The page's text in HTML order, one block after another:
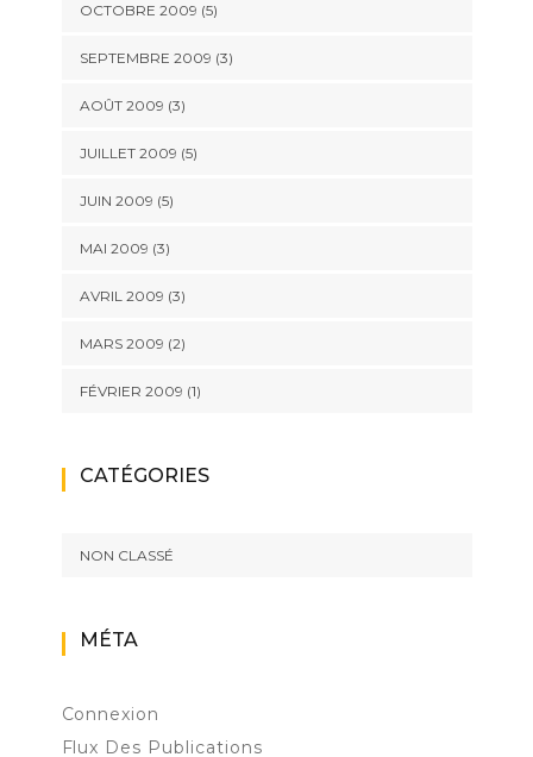
OCTOBRE 2009 (5)
SEPTEMBRE 2009 (3)
AOÛT 2009 (3)
JUILLET 2009 (5)
JUIN 2009 (5)
MAI 2009 (3)
AVRIL 2009 (3)
MARS 2009 (2)
FÉVRIER 2009 (1)
CATÉGORIES
NON CLASSÉ
MÉTA
Connexion
Flux Des Publications